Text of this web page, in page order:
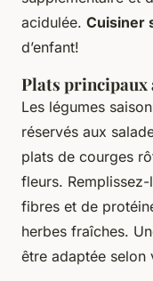
acidulée. Cuisiner
d’enfant!
Plats principaux
Les légumes
réservés aux
plats de courges
fleurs.
fibres et de
herbes fraîches.
être adaptée selon